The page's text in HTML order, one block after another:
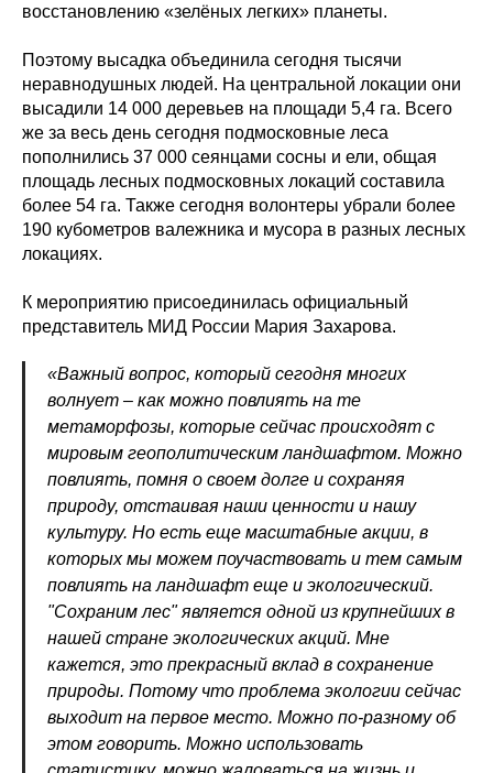
восстановлению «зелёных легких» планеты.
Поэтому высадка объединила сегодня тысячи
неравнодушных людей. На центральной локации они
высадили 14 000 деревьев на площади 5,4 га. Всего
же за весь день сегодня подмосковные леса
пополнились 37 000 сеянцами сосны и ели, общая
площадь лесных подмосковных локаций составила
более 54 га. Также сегодня волонтеры убрали более
190 кубометров валежника и мусора в разных лесных
локациях.
К мероприятию присоединилась официальный
представитель МИД России Мария Захарова.
«Важный вопрос, который сегодня многих
волнует – как можно повлиять на те
метаморфозы, которые сейчас происходят с
мировым геополитическим ландшафтом. Можно
повлиять, помня о своем долге и сохраняя
природу, отстаивая наши ценности и нашу
культуру. Но есть еще масштабные акции, в
которых мы можем поучаствовать и тем самым
повлиять на ландшафт еще и экологический.
"Сохраним лес" является одной из крупнейших в
нашей стране экологических акций. Мне
кажется, это прекрасный вклад в сохранение
природы. Потому что проблема экологии сейчас
выходит на первое место. Можно по-разному об
этом говорить. Можно использовать